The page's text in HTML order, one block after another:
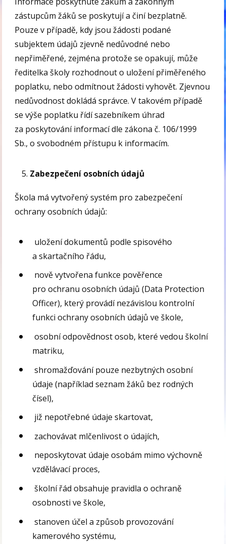
zástupcům žáků se poskytují a činí bezplatně.
Pouze v případě, kdy jsou žádosti podané
subjektem údajů zjevně nedůvodné nebo
nepřiměřené, zejména protože se opakují, může
ředitelka školy rozhodnout o uložení přiměřeného
poplatku, nebo odmítnout žádosti vyhovět. Zjevnou
nedůvodnost dokládá správce. V takovém případě
se výše poplatku řídí sazebníkem úhrad
za poskytování informací dle zákona č. 106/1999
Sb., o svobodném přístupu k informacím.
Zabezpečení osobních údajů
Škola má vytvořený systém pro zabezpečení
ochrany osobních údajů:
uložení dokumentů podle spisového
a skartačního řádu,
nově vytvořena funkce pověřence
pro ochranu osobních údajů (Data Protection
Officer), který provádí nezávislou kontrolní
funkci ochrany osobních údajů ve škole,
osobní odpovědnost osob, které vedou školní
matriku,
shromažďování pouze nezbytných osobní
údaje (například seznam žáků bez rodných
čísel),
již nepotřebné údaje skartovat,
zachovávat mlčenlivost o údajích,
neposkytovat údaje osobám mimo výchovně
vzdělávací proces,
školní řád obsahuje pravidla o ochraně
osobnosti ve škole,
stanoven účel a způsob provozování
kamerového systému,